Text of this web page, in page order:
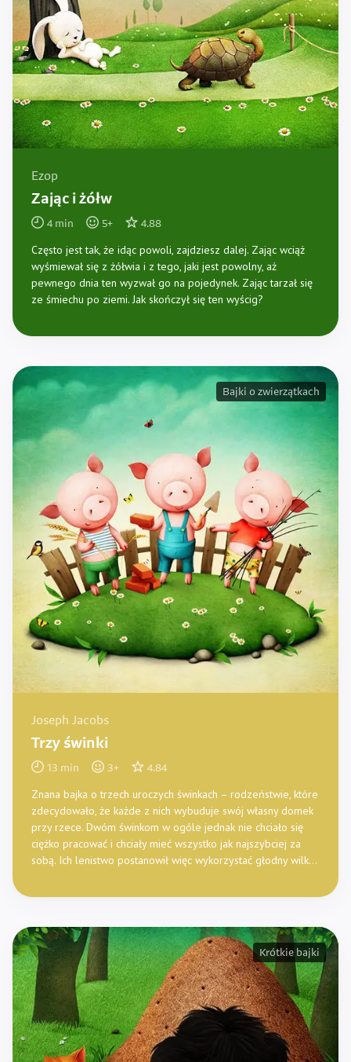
Ezop
Zając i żółw
4min 5+ 4.88
Często jest tak, że idąc powoli, zajdziesz dalej. Zając wciąż
wyśmiewał się z żółwia i z tego, jaki jest powolny, aż
pewnego dnia ten wyzwał go na pojedynek. Zając tarzał się
ze śmiechu po ziemi. Jak skończył się ten wyścig?
Bajki o zwierzątkach
Joseph Jacobs
Trzy świnki
13 min 3+ 4.84
Znana bajka o trzech uroczych świnkach – rodzeństwie, które
zdecydowało, że każde z nich wybuduje swój własny domek
przy rzece. Dwóm świnkom w ogóle jednak nie chciało się
ciężko pracować i chciały mieć wszystko jak najszybciej za
sobą. Ich lenistwo postanowił więc wykorzystać głodny wilk…
Krótkie bajki